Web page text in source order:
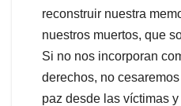
reconstruir nuestra
nuestros muertos, que
Si no nos incorporan
derechos, no
paz desde las víctimas